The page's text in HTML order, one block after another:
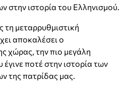
στην ιστορία του Ελληνισμού.
τη μεταρρυθμιστική
αποκαλέσει ο
χώρας, την πιο μεγάλη
ποτέ στην ιστορία των
της πατρίδας μας.